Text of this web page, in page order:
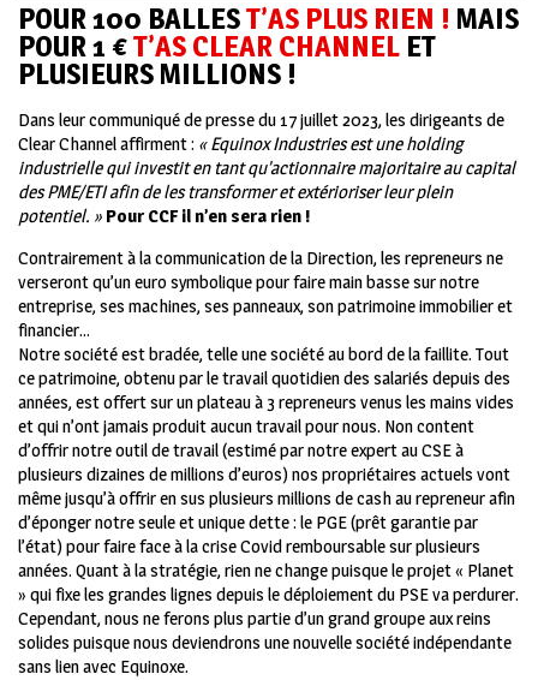
POUR 100 BALLEST’AS PLUS RIEN ! MAIS
POUR 1 €T’AS CLEAR CHANNEL ET
PLUSIEURS MILLIONS !
Dans leur communiqué de presse du 17 juillet 2023, les dirigeants de
Clear Channel affirment : « Equinox Industries est une holding
industrielle qui investit en tant qu’actionnaire majoritaire au capital
des PME/ETI afin de les transformer et extérioriser leur plein
potentiel. » Pour CCF il n’en sera rien !
Contrairement à la communication de la Direction, les repreneurs ne
verseront qu’un euro symbolique pour faire main basse sur notre
entreprise, ses machines, ses panneaux, son patrimoine immobilier et
financier…
Notre société est bradée, telle une société au bord de la faillite. Tout
ce patrimoine, obtenu par le travail quotidien des salariés depuis des
années, est offert sur un plateau à 3 repreneurs venus les mains vides
et qui n’ont jamais produit aucun travail pour nous. Non content
d’offrir notre outil de travail (estimé par notre expert au CSE à
plusieurs dizaines de millions d’euros) nos propriétaires actuels vont
même jusqu’à offrir en sus plusieurs millions de cash au repreneur afin
d’éponger notre seule et unique dette : le PGE (prêt garantie par
l’état) pour faire face à la crise Covid remboursable sur plusieurs
années. Quant à la stratégie, rien ne change puisque le projet « Planet
» qui fixe les grandes lignes depuis le déploiement du PSE va perdurer.
Cependant, nous ne ferons plus partie d’un grand groupe aux reins
solides puisque nous deviendrons une nouvelle société indépendante
sans lien avec Equinoxe.